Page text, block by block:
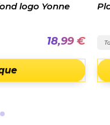
logo Yonne
18,99 €